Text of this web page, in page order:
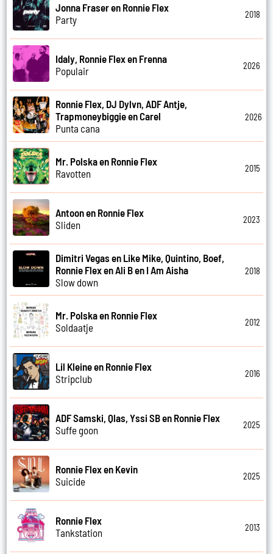
Jonna Fraser en Ronnie Flex
Party
2018
Idaly, Ronnie Flex en Frenna
Populair
2026
Ronnie Flex, DJ Dylvn, ADF Antje,
Trapmoneybiggie en Carel
Punta cana
2026
Mr. Polska en Ronnie Flex
Ravotten
2015
Antoon en Ronnie Flex
Sliden
2023
Dimitri Vegas en Like Mike, Quintino, Boef,
Ronnie Flex en Ali B en I Am Aisha
Slow down
2018
Mr. Polska en Ronnie Flex
Soldaatje
2012
Lil Kleine en Ronnie Flex
Stripclub
2016
ADF Samski, Qlas, Yssi SB en Ronnie Flex
Suffe goon
2025
Ronnie Flex en Kevin
Suicide
2025
Ronnie Flex
Tankstation
2013